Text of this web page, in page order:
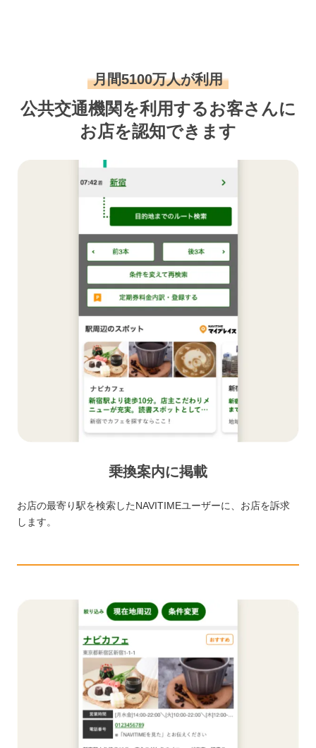
月間5100万人が利用
公共交通機関を利用するお客さんに
お店を認知できます
乗換案内に掲載
お店の最寄り駅を検索したNAVITIMEユーザーに、お店を訴求
します。